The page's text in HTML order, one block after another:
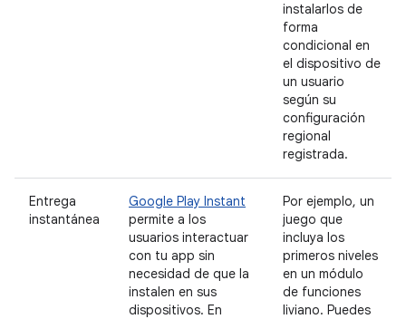
instalarlos de
forma
condicional en
el dispositivo de
un usuario
según su
configuración
regional
registrada.
Entrega
instantánea
Google Play Instant
permite a los
usuarios interactuar
con tu app sin
necesidad de que la
instalen en sus
dispositivos. En
Por ejemplo, un
juego que
incluya los
primeros niveles
en un módulo
de funciones
liviano. Puedes